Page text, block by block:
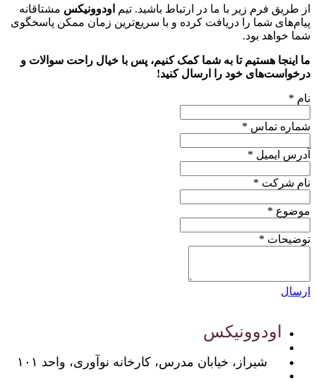
از طریق فرم زیر با ما در ارتباط باشید. تیم اودوونیکس مشتاقانه
پیام‌های شما را دریافت کرده و با سریع‌ترین زمان ممکن پاسخگوی
شما خواهد بود.
ما اینجا هستیم تا به شما کمک کنیم، پس با خیال راحت سوالات و
درخواست‌های خود را ارسال کنید!
نام *
شماره تماس *
آدرس ایمیل *
نام شرکت *
موضوع *
توضیحات *
ارسال
اودوونیکس
شیراز، خیابان مدرس، کارخانه نوآوری، واحد ۱۰۱